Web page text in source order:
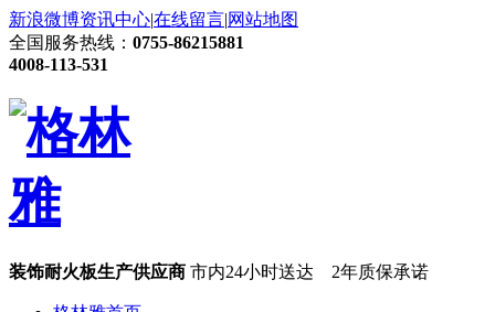
新浪微博资讯中心|在线留言|网站地图
全国服务热线： 0755-86215881
4008-113-531
装饰耐火板生产供应商 市内24小时送达 2年质保承诺